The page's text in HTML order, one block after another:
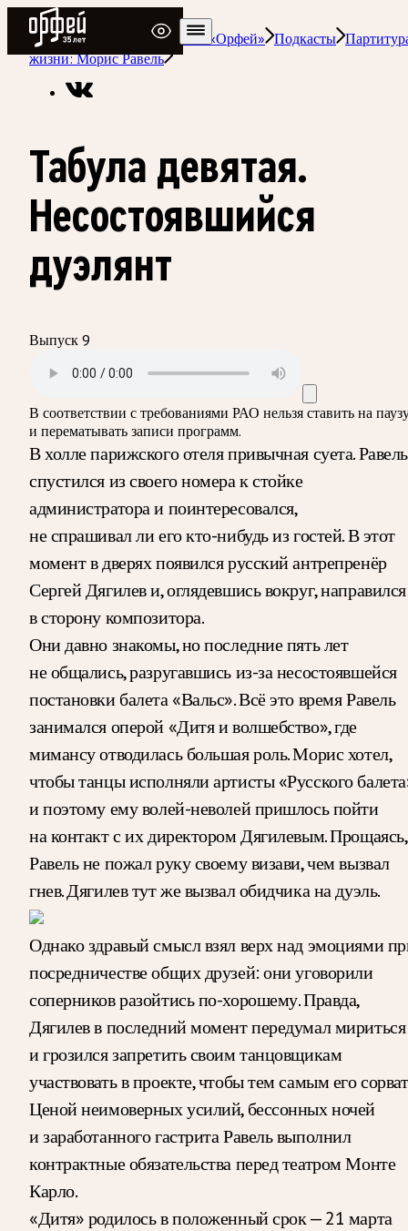
Радио Орфей
Радио классической музыки «Орфей» Подкасты
жизни: Морис Равель
Табула девятая.
Несостоявшийся
дуэлянт
Выпуск 9
В соответствии с требованиями РАО нельзя ставить на
и перематывать записи программ.
В холле парижского отеля привычная суета. Равель
спустился из своего номера к стойке
администратора и поинтересовался,
не спрашивал ли его кто-нибудь из гостей. В этот
момент в дверях появился русский антрепренёр
Сергей Дягилев и, оглядевшись вокруг, направился
в сторону композитора.
Они давно знакомы, но последние пять лет
не общались, разругавшись из-за несостоявшейся
постановки балета «Вальс». Всё это время Равель
занимался оперой «Дитя и волшебство», где
мимансу отводилась большая роль. Морис хотел,
чтобы танцы исполняли артисты «Русского
и поэтому ему волей-неволей пришлось пойти
на контакт с их директором Дягилевым. Прощаясь,
Равель не пожал руку своему визави, чем вызвал
гнев. Дягилев тут же вызвал обидчика на дуэль.
Однако здравый смысл взял верх над эмоциями
посредничестве общих друзей: они уговорили
соперников разойтись по-хорошему. Правда,
Дягилев в последний момент передумал мириться
и грозился запретить своим танцовщикам
участвовать в проекте, чтобы тем самым его
Ценой неимоверных усилий, бессонных ночей
и заработанного гастрита Равель выполнил
контрактные обязательства перед театром Монте
Карло.
«Дитя» родилось в положенный срок — 21 марта